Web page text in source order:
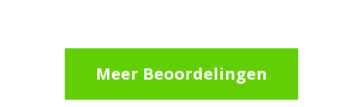
Meer Beoordelingen